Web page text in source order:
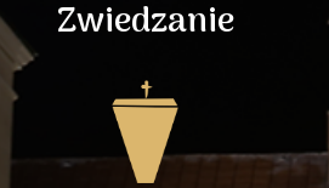
Zwiedzanie